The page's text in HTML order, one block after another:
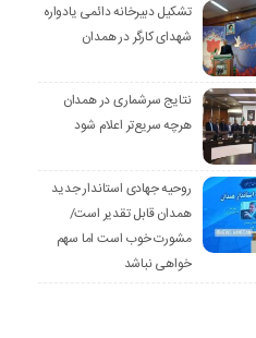
تشکیل دبیرخانه دائمی یادواره
شهدای کارگر در همدان
نتایج سرشماری در همدان
هرچه سریع‌تر اعلام شود
روحیه جهادی استاندار جدید
همدان قابل تقدیر است/
مشورت خوب است اما سهم
خواهی نباشد